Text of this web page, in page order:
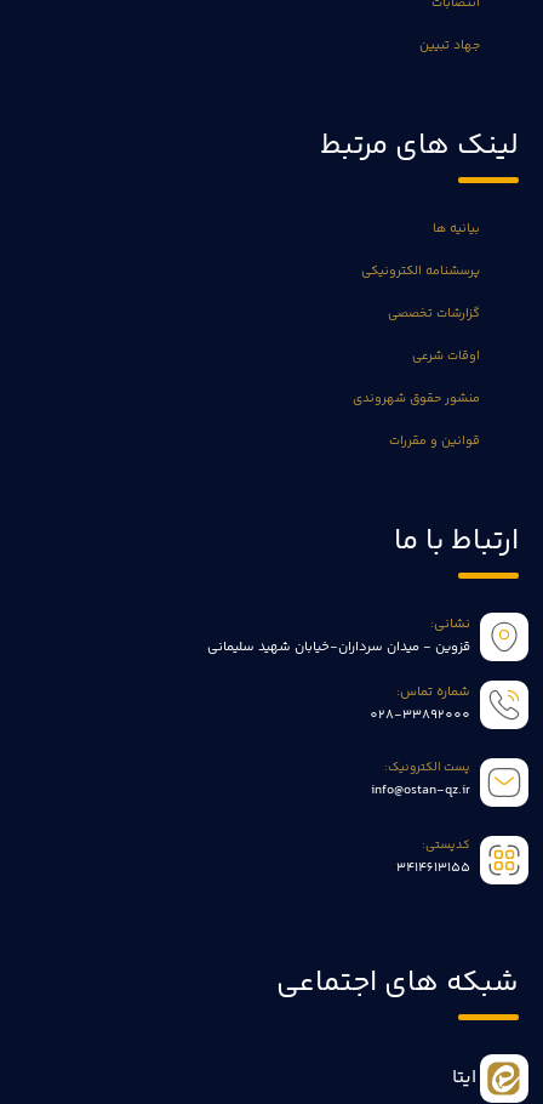
جهاد تبیین
لینک های مرتبط
بیانیه ها
پرسشنامه الکترونیکی
گزارشات تخصصی
اوقات شرعی
منشور حقوق شهروندی
قوانین و مقررات
ارتباط با ما
نشانی:
قزوین - میدان سرداران-خیابان شهید سلیمانی
شماره تماس:
028-33892000
پست الکترونیک:
info@ostan-qz.ir
کدپستی:
3414613155
شبکه های اجتماعی
ایتا